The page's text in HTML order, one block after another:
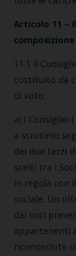
Articolo 11 –
composizione
11.1 Il
costituito da
di voto:
a) I
a scrutinio
dei due terzi
scelti tra i
in regola con
sociale. Un
dai soci
appartenenti
riconosciute